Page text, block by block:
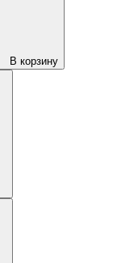
В корзину